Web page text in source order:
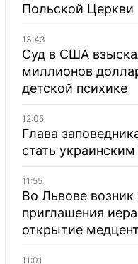
Польской Церкви
13:43
Суд в США
миллионов
детской психике
12:05
Глава
стать
11:55
Во Львове возник
приглашения
открытие
11:01